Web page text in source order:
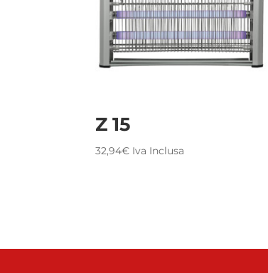
Z 15
32,94€ Iva Inclusa